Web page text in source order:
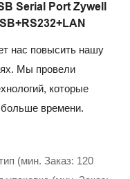
Serial Port Zywell
нас повысить нашу
Мы провели
которые
времени.
(мин. Заказ: 120